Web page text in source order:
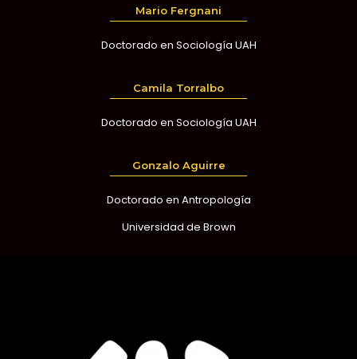
Mario Fergnani
Doctorado en Sociología UAH
Camila Torralbo
Doctorado en Sociología UAH
Gonzalo Aguirre
Doctorado en Antropología
Universidad de Brown